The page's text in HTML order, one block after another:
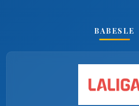
BABESLE